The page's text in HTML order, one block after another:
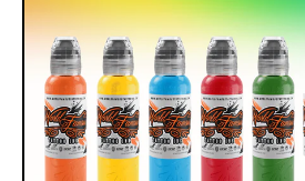
Доставка и оплата
Новости
Гарантия и возврат